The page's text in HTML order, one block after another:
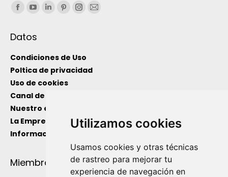
Utilizamos cookies
Usamos cookies y otras técnicas
de rastreo para mejorar tu
experiencia de navegación en
Encuéntranos en:
Datos
Condiciones de Uso
Poltica de privacidad
Uso de cookies
Canal de información interno
Nuestro equipo
La Empresa
Información de Utilidad
Miembro de